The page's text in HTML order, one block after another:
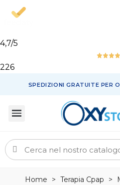
4,7/5
226
SPEDIZIONI GRATUITE PER
Home > Terapia Cpap >